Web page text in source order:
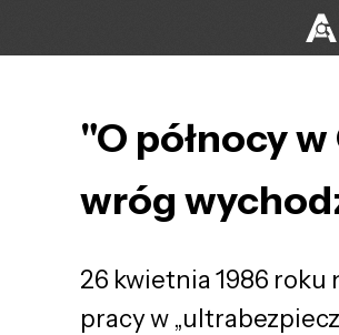
"O północy
wróg
26 kwietnia 1986 roku
pracy w